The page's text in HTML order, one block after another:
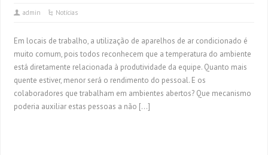
admin Notícias
Em locais de trabalho, a utilização de aparelhos de ar condicionado é
muito comum, pois todos reconhecem que a temperatura do ambiente
está diretamente relacionada à produtividade da equipe. Quanto mais
quente estiver, menor será o rendimento do pessoal. E os
colaboradores que trabalham em ambientes abertos? Que mecanismo
poderia auxiliar estas pessoas a não […]